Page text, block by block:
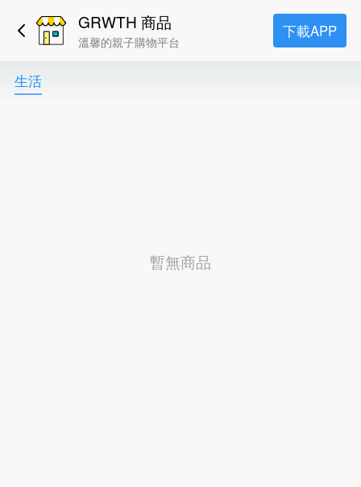
GRWTH 商品
溫馨的親子購物平台
下載APP
生活
暫無商品